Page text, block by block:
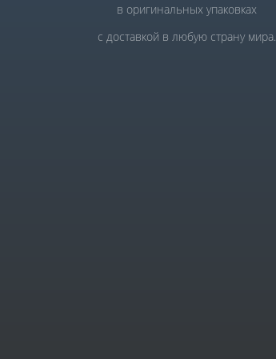
в оригинальных упаковках
с доставкой в любую страну мира.